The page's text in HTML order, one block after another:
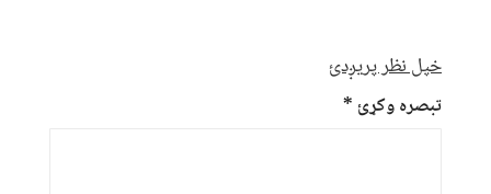
خپل نظر پریږدئ
تبصره وکړئ *